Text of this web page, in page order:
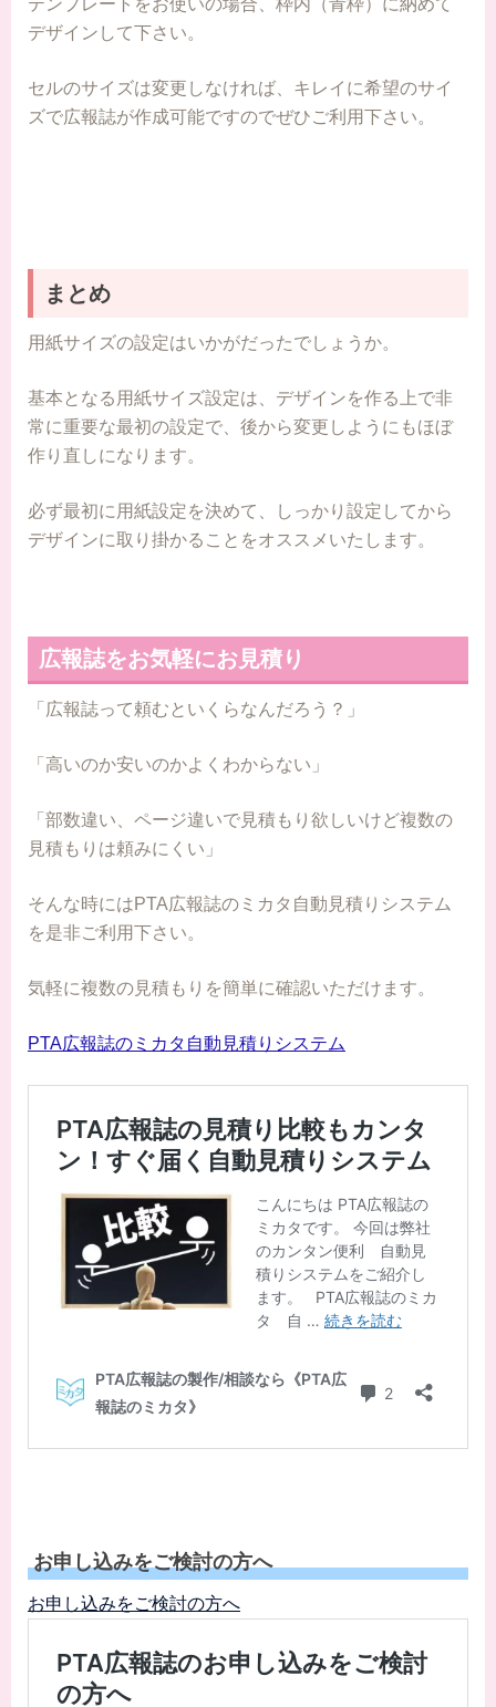
デザインして下さい。
セルのサイズは変更しなければ、キレイに希望のサイ
ズで広報誌が作成可能ですのでぜひご利用下さい。
まとめ
用紙サイズの設定はいかがだったでしょうか。
基本となる用紙サイズ設定は、デザインを作る上で非
常に重要な最初の設定で、後から変更しようにもほぼ
作り直しになります。
必ず最初に用紙設定を決めて、しっかり設定してから
デザインに取り掛かることをオススメいたします。
広報誌をお気軽にお見積り
「広報誌って頼むといくらなんだろう？」
「高いのか安いのかよくわからない」
「部数違い、ページ違いで見積もり欲しいけど複数の
見積もりは頼みにくい」
そんな時にはPTA広報誌のミカタ自動見積りシステム
を是非ご利用下さい。
気軽に複数の見積もりを簡単に確認いただけます。
PTA広報誌のミカタ自動見積りシステム
お申し込みをご検討の方へ
お申し込みをご検討の方へ